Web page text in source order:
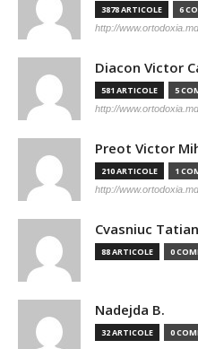
3878 ARTICOLE 6
http://www.ortodoxia.md
Diacon Victor
581 ARTICOLE 5
http://www.ortodoxia.md
Preot Victor
210 ARTICOLE 1
http://www.ortodoxia.md
Cvasniuc
88 ARTICOLE 0
Nadejda B.
32 ARTICOLE 0